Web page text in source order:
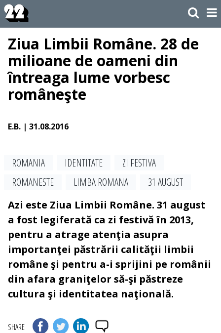
Ziua Limbii Române. 28 de
milioane de oameni din
întreaga lume vorbesc
româneşte
E.B. | 31.08.2016
ROMANIA IDENTITATE
ZI FESTIVA
ROMANESTE
LIMBA ROMANA
31 AUGUST
Azi este Ziua Limbii Române. 31 august
a fost legiferată ca zi festivă în 2013,
pentru a atrage atenţia asupra
importanţei păstrării calităţii limbii
române şi pentru a-i sprijini pe românii
din afara graniţelor să-şi păstreze
cultura şi identitatea naţională.
SHARE